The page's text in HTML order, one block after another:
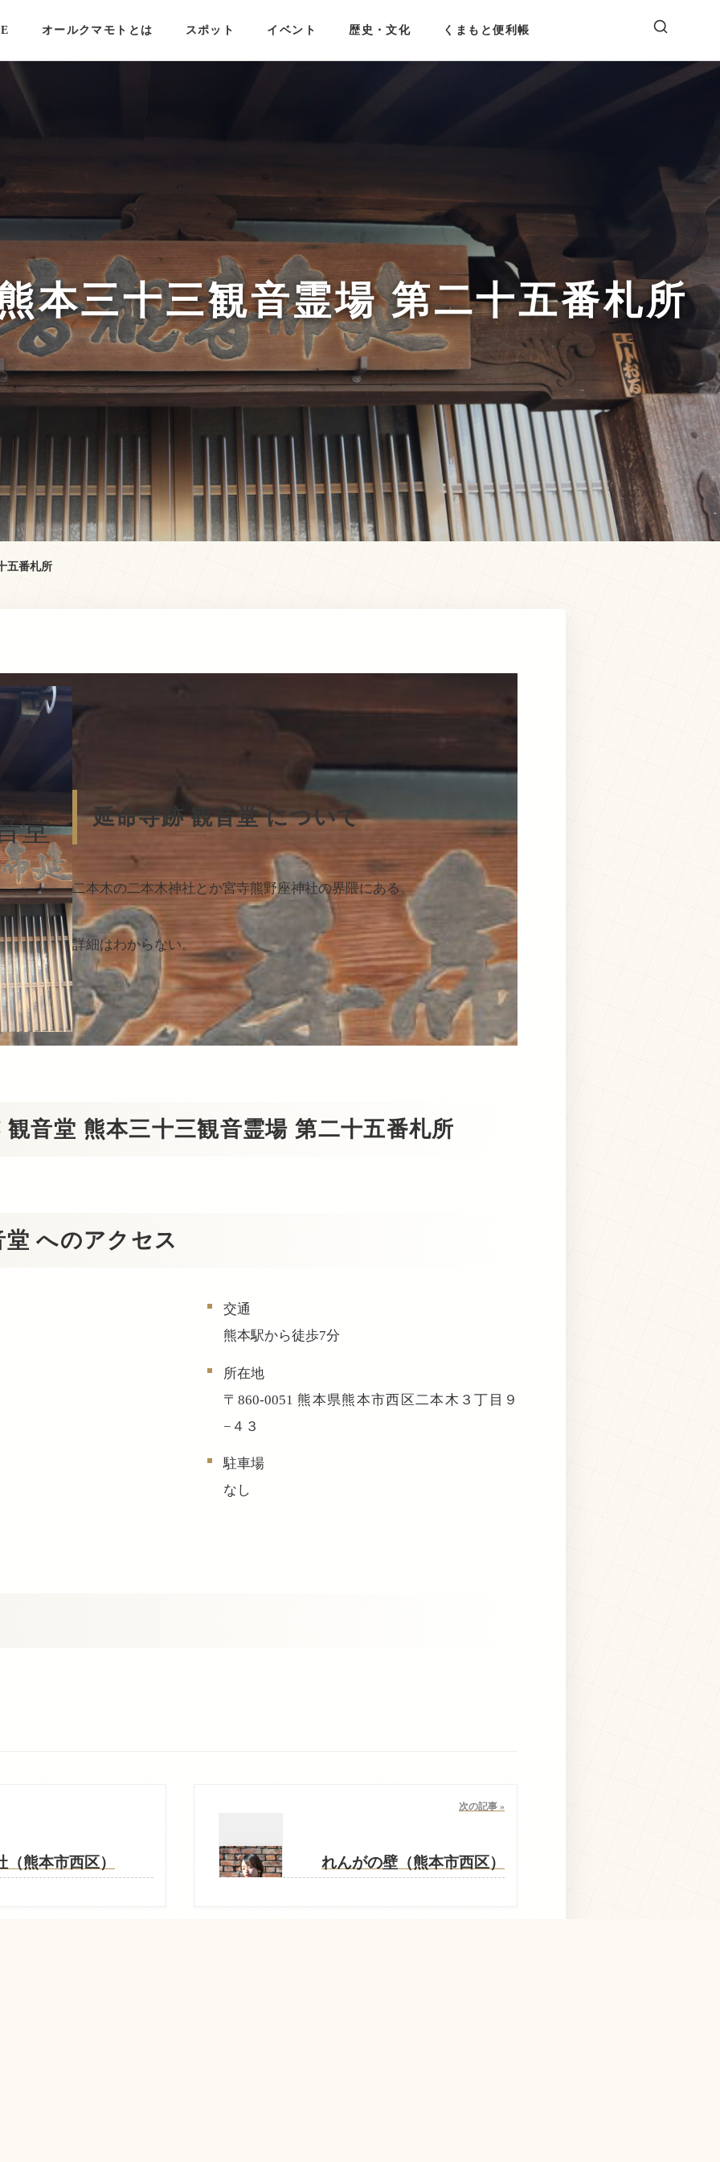
オールクマモトとは スポット イベント 歴史・文化 くまもと便利帳
本三十三観音霊場 第二十五番札所
五番札所
堂 延命寺跡 観音堂 について
二本木の二本木神社とか宮寺熊野座神社の界隈にある。
詳細はわからない。
観音堂 熊本三十三観音霊場 第二十五番札所
へのアクセス
交通
熊本駅から徒歩7分
所在地
〒860-0051 熊本県熊本市西区二本木３丁目９
−４３
駐車場
なし
（熊本市西区）
次の記事 »
れんがの壁（熊本市西区）